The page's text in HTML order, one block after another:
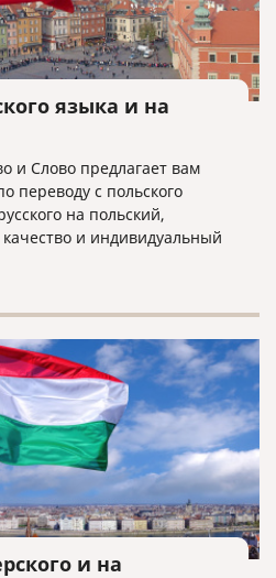
языка и на
и Слово предлагает вам
переводу с польского
на польский,
и индивидуальный
и на